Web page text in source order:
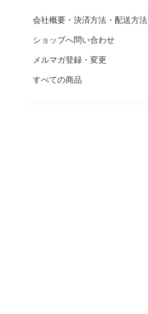
会社概要・決済方法・配送方法
ショップへ問い合わせ
メルマガ登録・変更
すべての商品